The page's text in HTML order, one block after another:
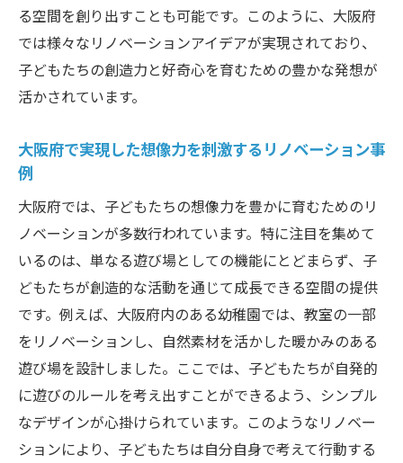
る空間を創り出すことも可能です。このように、大阪府
では様々なリノベーションアイデアが実現されており、
子どもたちの創造力と好奇心を育むための豊かな発想が
活かされています。
大阪府で実現した想像力を刺激するリノベーション事
例
大阪府では、子どもたちの想像力を豊かに育むためのリ
ノベーションが多数行われています。特に注目を集めて
いるのは、単なる遊び場としての機能にとどまらず、子
どもたちが創造的な活動を通じて成長できる空間の提供
です。例えば、大阪府内のある幼稚園では、教室の一部
をリノベーションし、自然素材を活かした暖かみのある
遊び場を設計しました。ここでは、子どもたちが自発的
に遊びのルールを考え出すことができるよう、シンプル
なデザインが心掛けられています。このようなリノベー
ションにより、子どもたちは自分自身で考えて行動する